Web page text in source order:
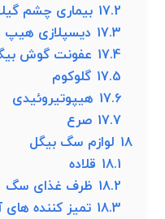
17.2 بیماری چشم
17.3 دیسپلازی هیپ
17.4 عفونت گوش
17.5 گلوکوم
17.6 هیپوتیروئیدی
17.7 صرع
18 لوازم سگ بیگل
18.1 قلاده
18.2 ظرف غذای سگ
18.3 تمیز کننده‌ های